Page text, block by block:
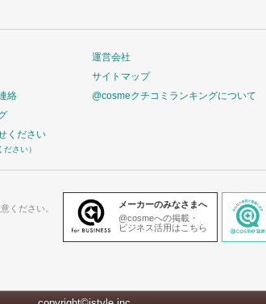
絡
ください
さい）
運営会社
サイトマップ
@cosmeクチコミランキングについて
ください。
メーカーのみなさまへ
@cosmeへの掲載・
ビジネス活用はこちら